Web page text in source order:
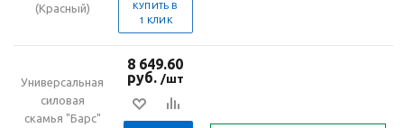
(Красный)
КУПИТЬ В
1 КЛИК
Универсальная
силовая
скамья "Барс"
8 649.60
руб. /шт